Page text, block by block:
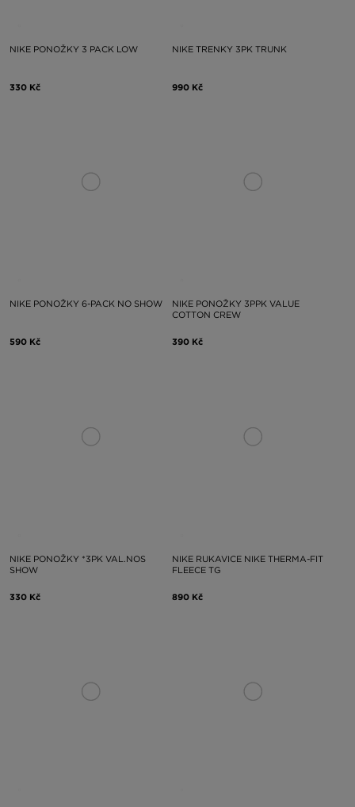
NIKE PONOŽKY 3 PACK LOW
330 Kč
NIKE TRENKY 3PK TRUNK
990 Kč
NIKE PONOŽKY 6-PACK NO SHOW
590 Kč
NIKE PONOŽKY 3PPK VALUE
COTTON CREW
390 Kč
NIKE PONOŽKY *3PK VAL.NOS
SHOW
330 Kč
NIKE RUKAVICE NIKE THERMA-FIT
FLEECE TG
890 Kč